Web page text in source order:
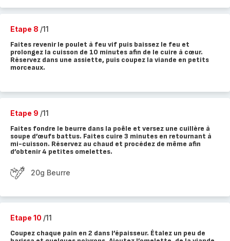
Etape 8 /11
Faites revenir le poulet à feu vif puis baissez le feu et
prolongez la cuisson de 10 minutes afin de le cuire à cœur.
Réservez dans une assiette, puis coupez la viande en petits
morceaux.
Etape 9 /11
Faites fondre le beurre dans la poêle et versez une cuillère à
soupe d’œufs battus. Faites cuire 3 minutes en retournant à
mi-cuisson. Réservez au chaud et procédez de même afin
d’obtenir 4 petites omelettes.
20g Beurre
Etape 10 /11
Coupez chaque pain en 2 dans l’épaisseur. Étalez un peu de